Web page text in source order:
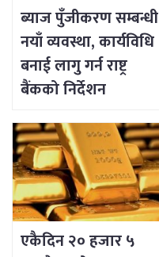
ब्याज पुँजीकरण सम्बन्धी
नयाँ व्यवस्था, कार्यविधि
बनाई लागु गर्न राष्ट्र
बैंकको निर्देशन
एकैदिन २० हजार ५